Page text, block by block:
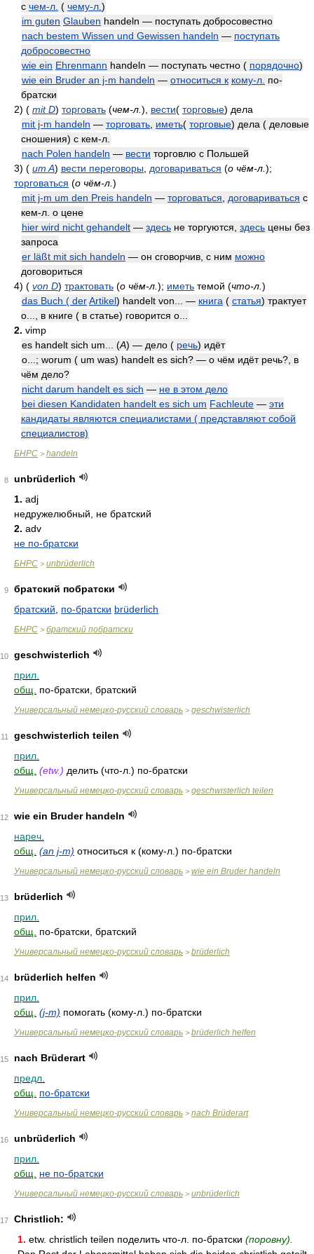
с чем-л. ( чему-л. )
im guten Glauben handeln — поступать добросовестно
nach bestem Wissen und Gewissen handeln — поступать
добросовестно
wie ein Ehrenmann handeln — поступать честно ( порядочно)
wie ein Bruder an j-m handeln — относиться к кому-л. по-
братски
2) ( mit D) торговать (чем-л. ) вести( торговые) дела
mit j-m handeln — торговать иметь( торговые) дела ( деловые
сношения) с кем-л.
nach Polen handeln — вести торговлю с Польшей
3) ( um A) вести переговоры договариваться (о чём-л. );
торговаться (о чём-л. )
mit j-m um den Preis handeln — торговаться договариваться с
кем-л. о цене
hier wird nicht gehandelt — здесь не торгуются, здесь цены без
запроса
er läßt mit sich handeln — он сговорчив, с ним можно
договориться
4) ( von D) трактовать (о чём-л. ); иметь темой (что-л. )
das Buch ( derArtikel) handelt von... — книга ( статья) трактует
о..., в книге ( в статье) говорится о...
2. vimp
es handelt sich um... (A) — дело ( речь) идёт
o...; worum ( um was) handelt es sich? — о чём идёт речь?, в
чём дело?
nicht darum handelt es sich — не в этом дело
bei diesen Kandidaten handelt es sich um Fachleute — эти
кандидаты являются специалистами ( представляют собой
специалистов)
БНРС > handeln
8
unbrüderlich
1. adj
недружелюбный, не братский
2. adv
не по-братски
БНРС > unbrüderlich
9
братский побратски
братский
по-братски brüderlich
БНРС > братский побратски
10
geschwisterlich
прил.
общ.
по-братски, братский
Универсальный немецко-русский словарь > geschwisterlich
11
geschwisterlich teilen
прил.
общ. (etw.) делить (что-л.) по-братски
Универсальный немецко-русский словарь > geschwisterlich teilen
12
wie ein Bruder handeln
нареч.
общ. (an j-m) относиться к (кому-л.) по-братски
Универсальный немецко-русский словарь > wie ein Bruder handeln
13
brüderlich
прил.
общ.
по-братски, братский
Универсальный немецко-русский словарь > brüderlich
14
brüderlich helfen
прил.
общ. (j-m) помогать (кому-л.) по-братски
Универсальный немецко-русский словарь > brüderlich helfen
15
nach Brüderart
предл.
общ.
по-братски
Универсальный немецко-русский словарь > nach Brüderart
16
unbrüderlich
прил.
общ.
не по-братски
Универсальный немецко-русский словарь > unbrüderlich
17
Christlich:
1. etw. christlich teilen поделить что-л. по-братски (поровну).